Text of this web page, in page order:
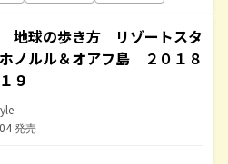
地球の歩き方 リゾートスタ
ノルル＆オアフ島 ２０１８
９
発売